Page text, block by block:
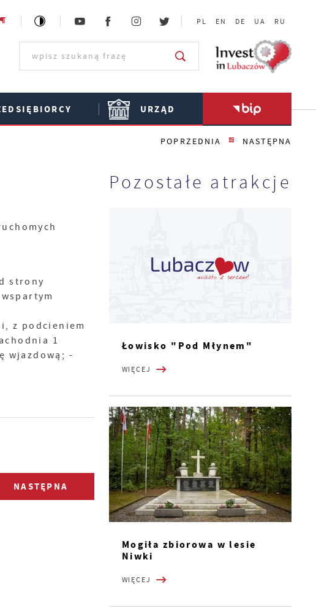
PL EN DE UA RU
URZĄD
POPRZEDNIA NASTĘPNA
strony
z podcieniem
1
wjazdową; -
NASTĘPNA
Pozostałe atrakcje
Łowisko "Pod Młynem"
WIĘCEJ
Mogiła zbiorowa w lesie
Niwki
WIĘCEJ